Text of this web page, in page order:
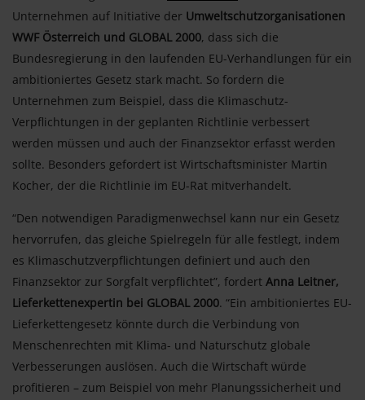
Unternehmen auf Initiative der Umweltschutzorganisationen
WWF Österreich und GLOBAL 2000, dass sich die
Bundesregierung in den laufenden EU-Verhandlungen für ein
ambitioniertes Gesetz stark macht. So fordern die
Unternehmen zum Beispiel, dass die Klimaschutz-
Verpflichtungen in der geplanten Richtlinie verbessert
werden müssen und auch der Finanzsektor erfasst werden
sollte. Besonders gefordert ist Wirtschaftsminister Martin
Kocher, der die Richtlinie im EU-Rat mitverhandelt.
“Den notwendigen Paradigmenwechsel kann nur ein Gesetz
hervorrufen, das gleiche Spielregeln für alle festlegt, indem
es Klimaschutzverpflichtungen definiert und auch den
Finanzsektor zur Sorgfalt verpflichtet”, fordert Anna Leitner,
Lieferkettenexpertin bei GLOBAL 2000. “Ein ambitioniertes EU-
Lieferkettengesetz könnte durch die Verbindung von
Menschenrechten mit Klima- und Naturschutz globale
Verbesserungen auslösen. Auch die Wirtschaft würde
profitieren – zum Beispiel von mehr Planungssicherheit und